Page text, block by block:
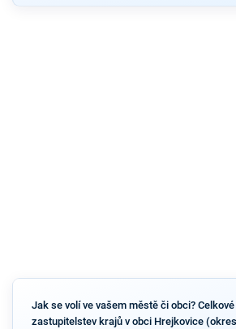
Jak se volí ve vašem městě či obci?
zastupitelstev krajů v obci Hrejkovice